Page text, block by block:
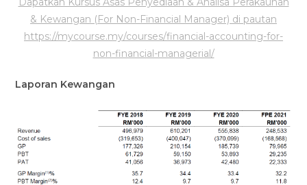
& Kewangan (For Non-Financial Manager) di pautan
https://mycourse.my/courses/financial-accounting-for-
non-financial-managerial/
Laporan Kewangan